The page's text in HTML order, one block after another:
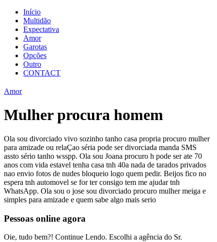
Início
Multidão
Expectativa
Amor
Garotas
Opções
Outro
CONTACT
Amor
Mulher procura homem
Ola sou divorciado vivo sozinho tanho casa propria procuro mulher
para amizade ou relaÇao séria pode ser divorciada manda SMS
assto sério tanho wsspp. Ola sou Joana procuro h pode ser ate 70
anos com vida estavel tenha casa tnh 40a nada de tarados privados
nao envio fotos de nudes bloqueio logo quem pedir. Beijos fico no
espera tnh automovel se for ter consigo tem me ajudar tnh
WhatsApp. Ola sou o jose sou divorciado procuro mulher meiga e
simples para amizade e quem sabe algo mais serio
Pessoas online agora
Oie, tudo bem?! Continue Lendo. Escolhi a agência do Sr.